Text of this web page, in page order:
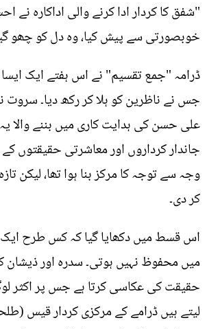
"شفق کا کردار ادا کرنے والی اداکارہ
خوبصورتی سے پیش کیا، وہ دل کو چھو
ڈرامہ "جمع تقسیم" نے اس ہفتے ایک
جس نے ناظرین کو ہلا کر رکھ دیا۔ سروت
علی حسن کی ہدایت کاری میں بننے والا
جاندار کرداروں اور معاشرتی حقیقتوں
وجہ سے توجہ کا مرکز بنا ہوا تھا، لیکن
کر دی۔
اس قسط میں دکھایا گیا کہ کس طرح ایک
میں محفوظ نہیں ہوتی۔ سدرہ اور ذیشان
حقیقت کی عکاسی کرتا ہے جس پر اکثر
لیتے ہیں ڈرامے کے مرکزی کردار قیس